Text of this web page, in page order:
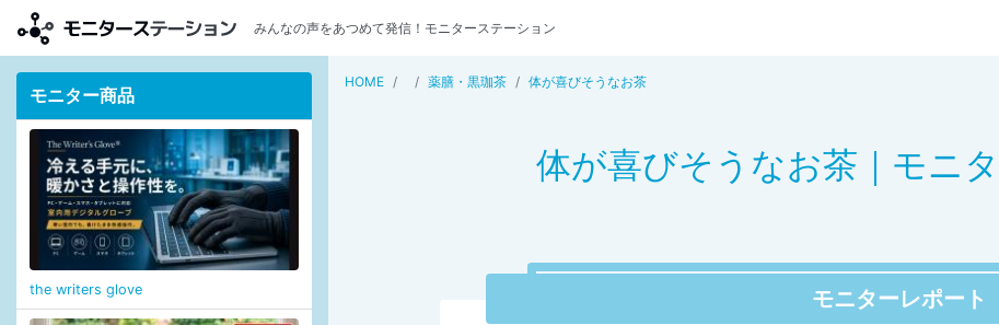
みんなの声をあつめて発信！モニターステーション
HOME 薬膳・黒珈茶 体が喜びそうなお茶
体が喜びそうなお茶｜モニ
モニターレポート
モニター商品
the writers glove